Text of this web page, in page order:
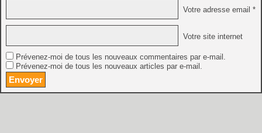
Votre adresse email *
Votre site internet
Prévenez-moi de tous les nouveaux commentaires par e-mail.
Prévenez-moi de tous les nouveaux articles par e-mail.